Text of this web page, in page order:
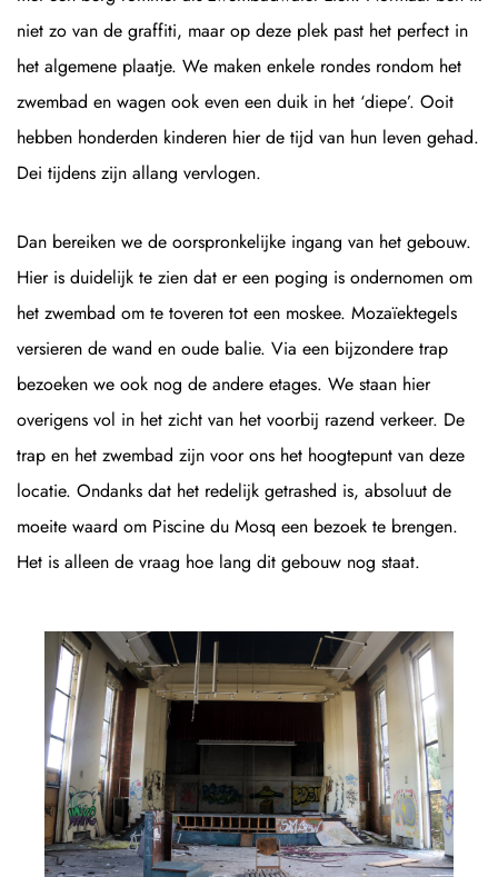
niet zo van de graffiti, maar op deze plek past het perfect in
het algemene plaatje. We maken enkele rondes rondom het
zwembad en wagen ook even een duik in het ‘diepe’. Ooit
hebben honderden kinderen hier de tijd van hun leven gehad.
Dei tijdens zijn allang vervlogen.
Dan bereiken we de oorspronkelijke ingang van het gebouw.
Hier is duidelijk te zien dat er een poging is ondernomen om
het zwembad om te toveren tot een moskee. Mozaïektegels
versieren de wand en oude balie. Via een bijzondere trap
bezoeken we ook nog de andere etages. We staan hier
overigens vol in het zicht van het voorbij razend verkeer. De
trap en het zwembad zijn voor ons het hoogtepunt van deze
locatie. Ondanks dat het redelijk getrashed is, absoluut de
moeite waard om Piscine du Mosq een bezoek te brengen.
Het is alleen de vraag hoe lang dit gebouw nog staat.